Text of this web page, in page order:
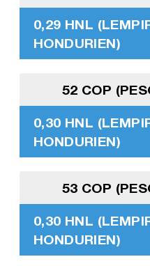
0,29 HNL
HONDURIEN)
52 COP
0,30 HNL
HONDURIEN)
53 COP
0,30 HNL
HONDURIEN)